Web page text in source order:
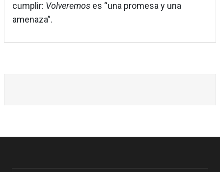
cumplir: Volveremos es “una promesa y una
amenaza”.